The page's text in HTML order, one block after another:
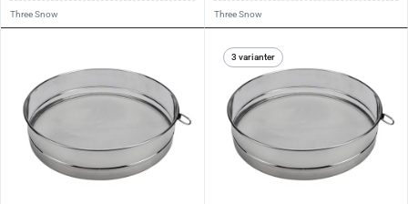
Three Snow Three Snow
3 varianter